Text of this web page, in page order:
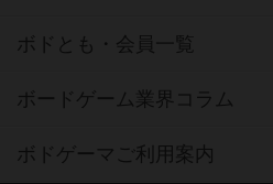
ボドとも・会員一覧
ボードゲーム業界コラム
ボドゲーマご利用案内